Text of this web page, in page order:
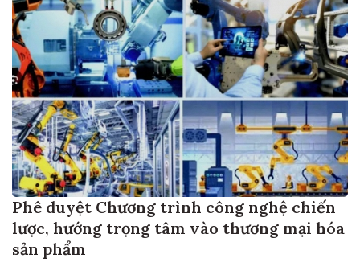
Phê duyệt Chương trình công nghệ chiến
lược, hướng trọng tâm vào thương mại hóa
sản phẩm